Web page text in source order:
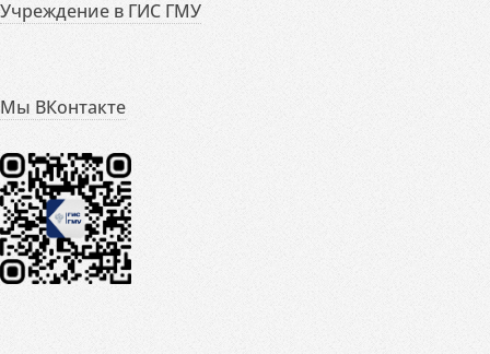
Учреждение в ГИС ГМУ
Мы ВКонтакте